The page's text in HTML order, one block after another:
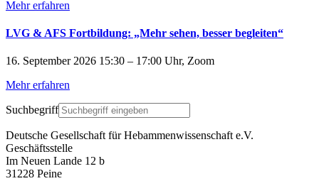
Mehr erfahren
LVG & AFS Fortbildung: „Mehr sehen, besser begleiten“
16. September 2026 15:30 – 17:00 Uhr, Zoom
Mehr erfahren
Suchbegriff
Deutsche Gesellschaft für Hebammenwissenschaft e.V.
Geschäftsstelle
Im Neuen Lande 12 b
31228 Peine